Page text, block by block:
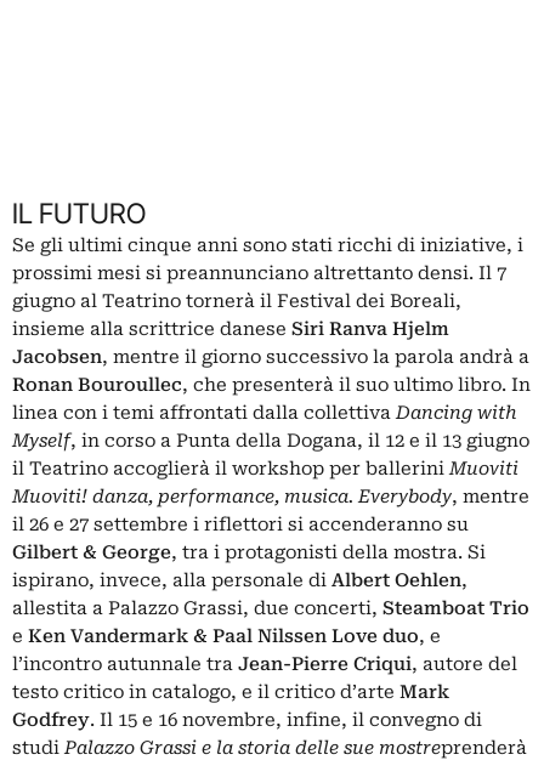
IL FUTURO
Se gli ultimi cinque anni sono stati ricchi di iniziative, i
prossimi mesi si preannunciano altrettanto densi. Il 7
giugno al Teatrino tornerà il Festival dei Boreali,
insieme alla scrittrice danese Siri Ranva Hjelm
Jacobsen, mentre il giorno successivo la parola andrà a
Ronan Bouroullec, che presenterà il suo ultimo libro. In
linea con i temi affrontati dalla collettivaDancing with
Myself, in corso a Punta della Dogana, il 12 e il 13 giugno
il Teatrino accoglierà il workshop per balleriniMuoviti
Muoviti! danza, performance, musica. Everybody, mentre
il 26 e 27 settembre i riflettori si accenderanno su
Gilbert & George, tra i protagonisti della mostra. Si
ispirano, invece, alla personale di Albert Oehlen,
allestita a Palazzo Grassi, due concerti, Steamboat Trio
e Ken Vandermark & Paal Nilssen Love duo, e
l’incontro autunnale tra Jean-Pierre Criqui, autore del
testo critico in catalogo, e il critico d’arte Mark
Godfrey. Il 15 e 16 novembre, infine, il convegno di
studiPalazzo Grassi e la storia delle sue mostreprenderà